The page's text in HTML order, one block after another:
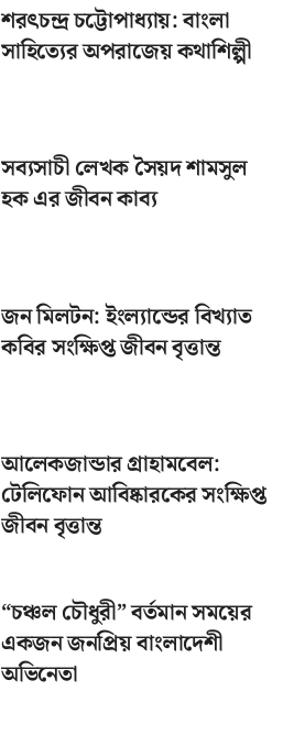
শরৎচন্দ্র চট্টোপাধ্যায়: বাংলা
সাহিত্যের অপরাজেয় কথাশিল্পী
সব্যসাচী লেখক সৈয়দ শামসুল
হক এর জীবন কাব্য
জন মিলটন: ইংল্যান্ডের বিখ্যাত
কবির সংক্ষিপ্ত জীবন বৃত্তান্ত
আলেকজান্ডার গ্রাহামবেল:
টেলিফোন আবিষ্কারকের সংক্ষিপ্ত
জীবন বৃত্তান্ত
“চঞ্চল চৌধুরী” বর্তমান সময়ের
একজন জনপ্রিয় বাংলাদেশী
অভিনেতা